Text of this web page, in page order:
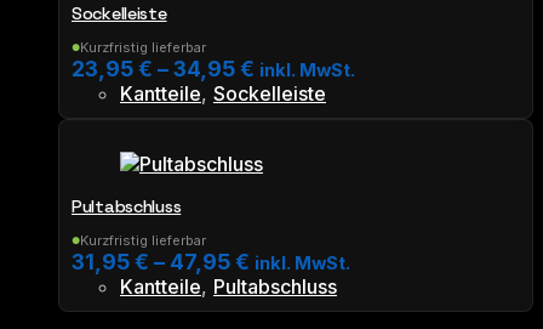
gewählt
werden
Varianten
auf.
Die
Optionen
gewählt
werden
Sockelleiste
●Kurzfristig lieferbar
23,95€ –34,95€ inkl. MwSt.
Kantteile, Sockelleiste
Varianten
auf.
Die
Optionen
können
Pultabschluss
●Kurzfristig lieferbar
31,95€ – 47,95€ inkl. MwSt.
Kantteile, Pultabschluss
Dieses